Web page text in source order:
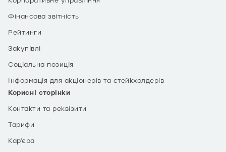
Фінансова звітність
Рейтинги
Закупівлі
Соціальна позиція
Інформація для акціонерів та стейкхолдерів
Корисні сторінки
Контакти та реквізити
Тарифи
Кар’єра